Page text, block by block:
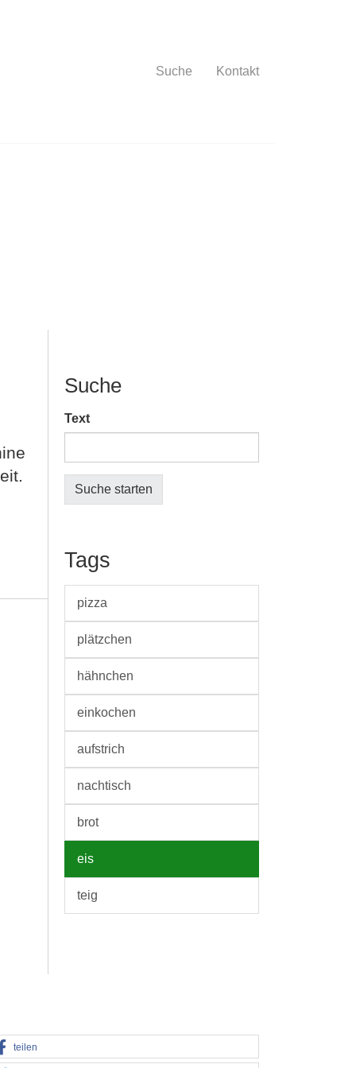
Suche Kontakt
Suche
Text
Tags
pizza
plätzchen
hähnchen
einkochen
aufstrich
nachtisch
brot
eis
teig
teilen